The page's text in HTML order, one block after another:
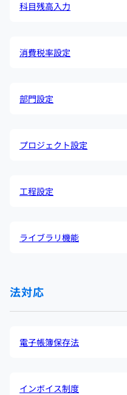
科目残高入力
消費税率設定
部門設定
プロジェクト設定
工程設定
ライブラリ機能
法対応
電子帳簿保存法
インボイス制度